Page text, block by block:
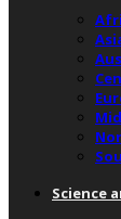
Science